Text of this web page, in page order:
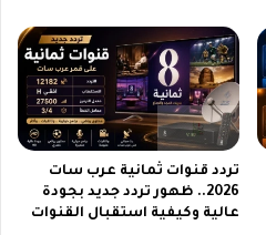
تردد قنوات ثمانية عرب سات
2026.. ظهور تردد جديد بجودة
عالية وكيفية استقبال القنوات